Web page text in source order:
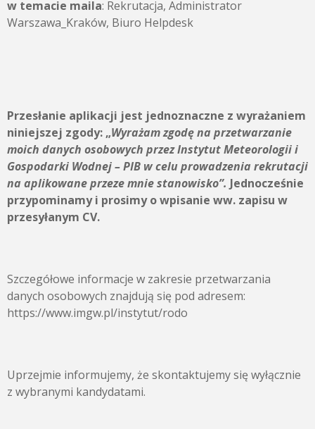
w temacie maila: Rekrutacja, Administrator
Warszawa_Kraków, Biuro Helpdesk
Przesłanie aplikacji jest jednoznaczne z wyrażaniem
niniejszej zgody: „Wyrażam zgodę na przetwarzanie
moich danych osobowych przezInstytut Meteorologii i
Gospodarki Wodnej – PIB w celu prowadzenia rekrutacji
na aplikowane przeze mnie stanowisko”. Jednocześnie
przypominamy i prosimy o wpisanie ww. zapisu w
przesyłanym CV.
Szczegółowe informacje w zakresie przetwarzania
danych osobowych znajdują się pod adresem:
https://www.imgw.pl/instytut/rodo
Uprzejmie informujemy, że skontaktujemy się wyłącznie
z wybranymi kandydatami.